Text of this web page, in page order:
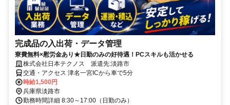
完成品の入出荷・データ管理
寮費無料×慰労金あり★日勤のみの好待遇！PCスキルも活かせる
株式会社日本テクノス 派遣先:淡路市
交通・アクセス 津名一宮ICから車で5分
時給1,500円
兵庫県淡路市
勤務時間詳細 8:30～17:00（日勤のみ）